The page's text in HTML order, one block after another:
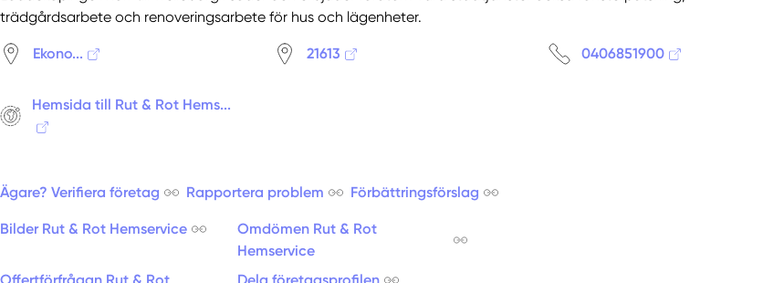
trädgårdsarbete och renoveringsarbete för hus och lägenheter.
Ekono... 21613 0406851900
Hemsida till Rut & Rot Hems...
Ägare? Verifiera företag Rapportera problem Förbättringsförslag
Bilder Rut & Rot Hemservice
Omdömen Rut & Rot
Hemservice